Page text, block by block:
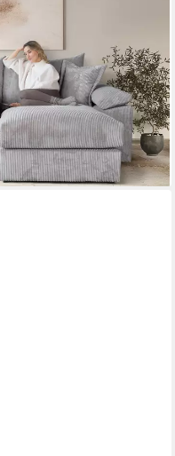
Struktur, mit Federkern